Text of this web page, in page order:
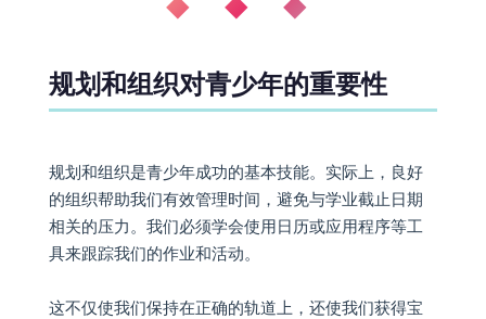
◆ ◆ ◆
规划和组织对青少年的重要性
规划和组织是青少年成功的基本技能。实际上，良好
的组织帮助我们有效管理时间，避免与学业截止日期
相关的压力。我们必须学会使用日历或应用程序等工
具来跟踪我们的作业和活动。
这不仅使我们保持在正确的轨道上，还使我们获得宝